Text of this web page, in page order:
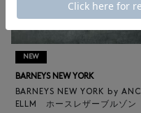
NEW
BARNEYS NEW YORK
BARNEYS NEW YORK by ANC
ELLM ホースレザーブルゾン